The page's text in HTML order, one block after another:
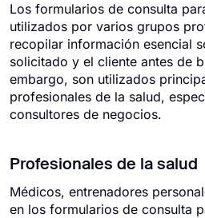
Los formularios de consulta
utilizados por varios grupos
recopilar información esencial
solicitado y el cliente antes de
embargo, son utilizados
profesionales de la salud,
consultores de negocios.
Profesionales de la salud
Médicos, entrenadores
en los formularios de consulta